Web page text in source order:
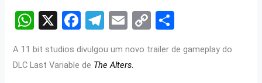
W
at
X
F
ce
T
e
E
ail
C
py ar
A 11 bit studios divulgou um novo trailer de gameplay do
DLC Last Variable de The Alters.